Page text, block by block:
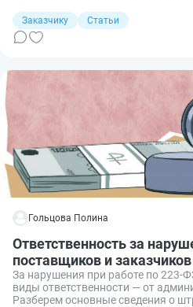
небольшие потребности. Для
осваивают рынок закупок по
входа: порог участия здесь
пару небольших закупок,
партнёра крупных госкомпаний.
Заказчику
Статьи
Гольцова Полина
Ответственность за
поставщиков и
За нарушения при работе по 223-
виды ответственности — от
Разберем основные сведения о